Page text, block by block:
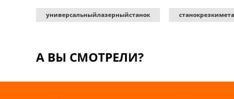
универсальныйлазерныйстанок
А ВЫ СМОТРЕЛИ?